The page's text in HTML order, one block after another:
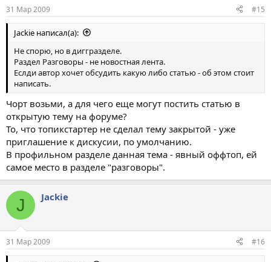
31 Мар 2009 #15
Jackie написал(а):
Не спорю, но в диггразделе.
Раздел Разговоры - не новостная лента.
Еслди автор хочет обсудить какую либо статью - об этом стоит
написать.
Чорт возьми, а для чего еще могут постить статью в
открытую тему на форуме?
То, что топикстартер не сделал тему закрытой - уже
приглашение к дискусии, по умолчанию.
В профильном разделе данная тема - явный оффтоп, ей
самое место в разделе "разговоры".
J Jackie
31 Мар 2009 #16